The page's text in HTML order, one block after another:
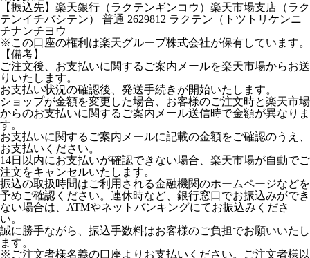
【振込先】楽天銀行（ラクテンギンコウ）楽天市場支店（ラク
テンイチバシテン） 普通 2629812 ラクテン（トツトリケンニ
チナンチヨウ
※この口座の権利は楽天グループ株式会社が保有しています。
【備考】
ご注文後、お支払いに関するご案内メールを楽天市場からお送
りいたします。
お支払い状況の確認後、発送手続きが開始いたします。
ショップが金額を変更した場合、お客様のご注文時と楽天市場
からのお支払いに関するご案内メール送信時で金額が異なりま
す。
お支払いに関するご案内メールに記載の金額をご確認のうえ、
お支払いください。
14日以内にお支払いが確認できない場合、楽天市場が自動でご
注文をキャンセルいたします。
振込の取扱時間はご利用される金融機関のホームページなどを
予めご確認ください。連休時など、銀行窓口でお振込みができ
ない場合は、ATMやネットバンキングにてお振込みくださ
い。
誠に勝手ながら、振込手数料はお客様のご負担でお願いいたし
ます。
※ご注文者様名義の口座よりお支払いください。ご注文者様以